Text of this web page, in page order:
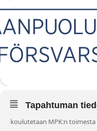
Tapahtuman
koulutetaan MPK:n